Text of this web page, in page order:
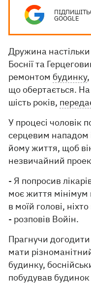
GOOGLE
Дружина
Боснії та
ремонтом будинку
що обертається.
шість років,
У процесі чоловік
серцевим нападом
йому життя, щоб
незвичайний
- Я попросив
моє життя мінімум
в моїй голові,
- розповів Войін.
Прагнучи догодити
мати
будинку,
побудував